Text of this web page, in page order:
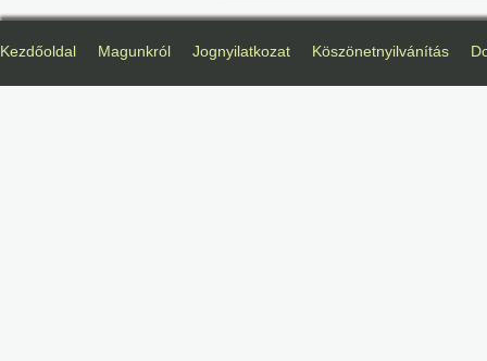
Kezdőoldal Magunkról Jognyilatkozat Köszönetnyilvánítás